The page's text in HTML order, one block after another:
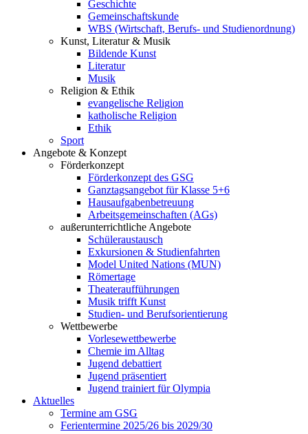
Geschichte
Gemeinschaftskunde
WBS (Wirtschaft, Berufs- und Studienordnung)
Kunst, Literatur & Musik
Bildende Kunst
Literatur
Musik
Religion & Ethik
evangelische Religion
katholische Religion
Ethik
Sport
Angebote & Konzept
Förderkonzept
Förderkonzept des GSG
Ganztagsangebot für Klasse 5+6
Hausaufgabenbetreuung
Arbeitsgemeinschaften (AGs)
außerunterrichtliche Angebote
Schüleraustausch
Exkursionen & Studienfahrten
Model United Nations (MUN)
Römertage
Theateraufführungen
Musik trifft Kunst
Studien- und Berufsorientierung
Wettbewerbe
Vorlesewettbewerbe
Chemie im Alltag
Jugend debattiert
Jugend präsentiert
Jugend trainiert für Olympia
Aktuelles
Termine am GSG
Ferientermine 2025/26 bis 2029/30